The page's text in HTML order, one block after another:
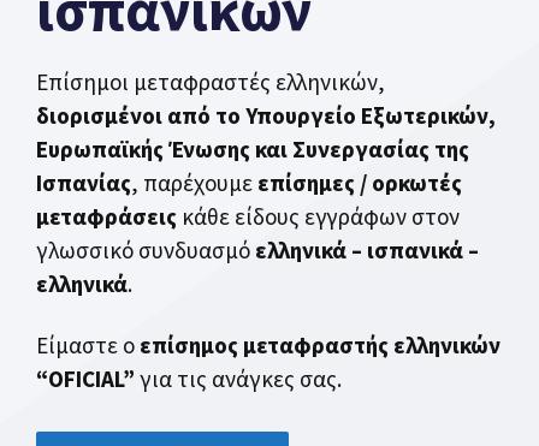
Επίσημοι μεταφραστές ελληνικών,
διορισμένοι από το Υπουργείο Εξωτερικών,
Ευρωπαϊκής Ένωσης και Συνεργασίας της
Ισπανίας, παρέχουμε επίσημες / ορκωτές
μεταφράσεις κάθε είδους εγγράφων στον
γλωσσικό συνδυασμό ελληνικά – ισπανικά –
ελληνικά.
Είμαστε ο επίσημος μεταφραστής ελληνικών
“OFICIAL” για τις ανάγκες σας.